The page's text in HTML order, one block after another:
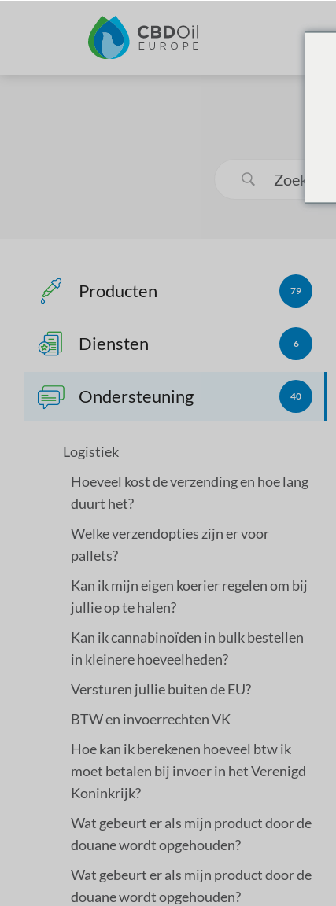
Producten 79
Diensten 6
Ondersteuning 40
Logistiek
Hoeveel kost de verzending en hoe lang
duurt het?
Welke verzendopties zijn er voor
pallets?
Kan ik mijn eigen koerier regelen om bij
jullie op te halen?
Kan ik cannabinoïden in bulk bestellen
in kleinere hoeveelheden?
Versturen jullie buiten de EU?
BTW en invoerrechten VK
Hoe kan ik berekenen hoeveel btw ik
moet betalen bij invoer in het Verenigd
Koninkrijk?
Wat gebeurt er als mijn product door de
douane wordt opgehouden?
Wat gebeurt er als mijn product door de
douane wordt opgehouden?